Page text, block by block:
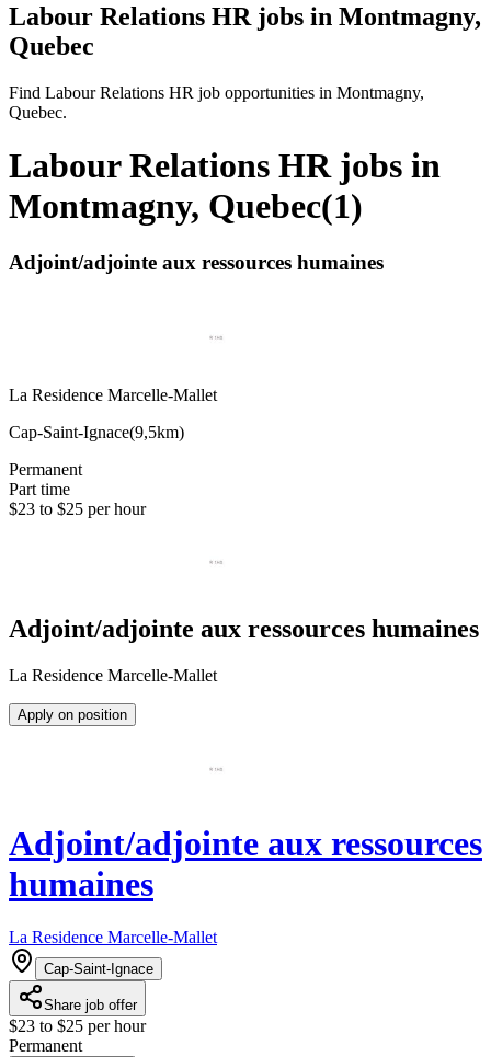
Labour Relations HR jobs in Montmagny,
Quebec
Find Labour Relations HR job opportunities in Montmagny,
Quebec.
Labour Relations HR jobs in
Montmagny, Quebec(1)
Adjoint/adjointe aux ressources humaines
La Residence Marcelle-Mallet
Cap-Saint-Ignace(9,5km)
Permanent
Part time
$23 to $25 per hour
Adjoint/adjointe aux ressources humaines
La Residence Marcelle-Mallet
Apply on position
Adjoint/adjointe aux ressources
humaines
La Residence Marcelle-Mallet
Cap-Saint-Ignace
Share job offer
$23 to $25 per hour
Permanent